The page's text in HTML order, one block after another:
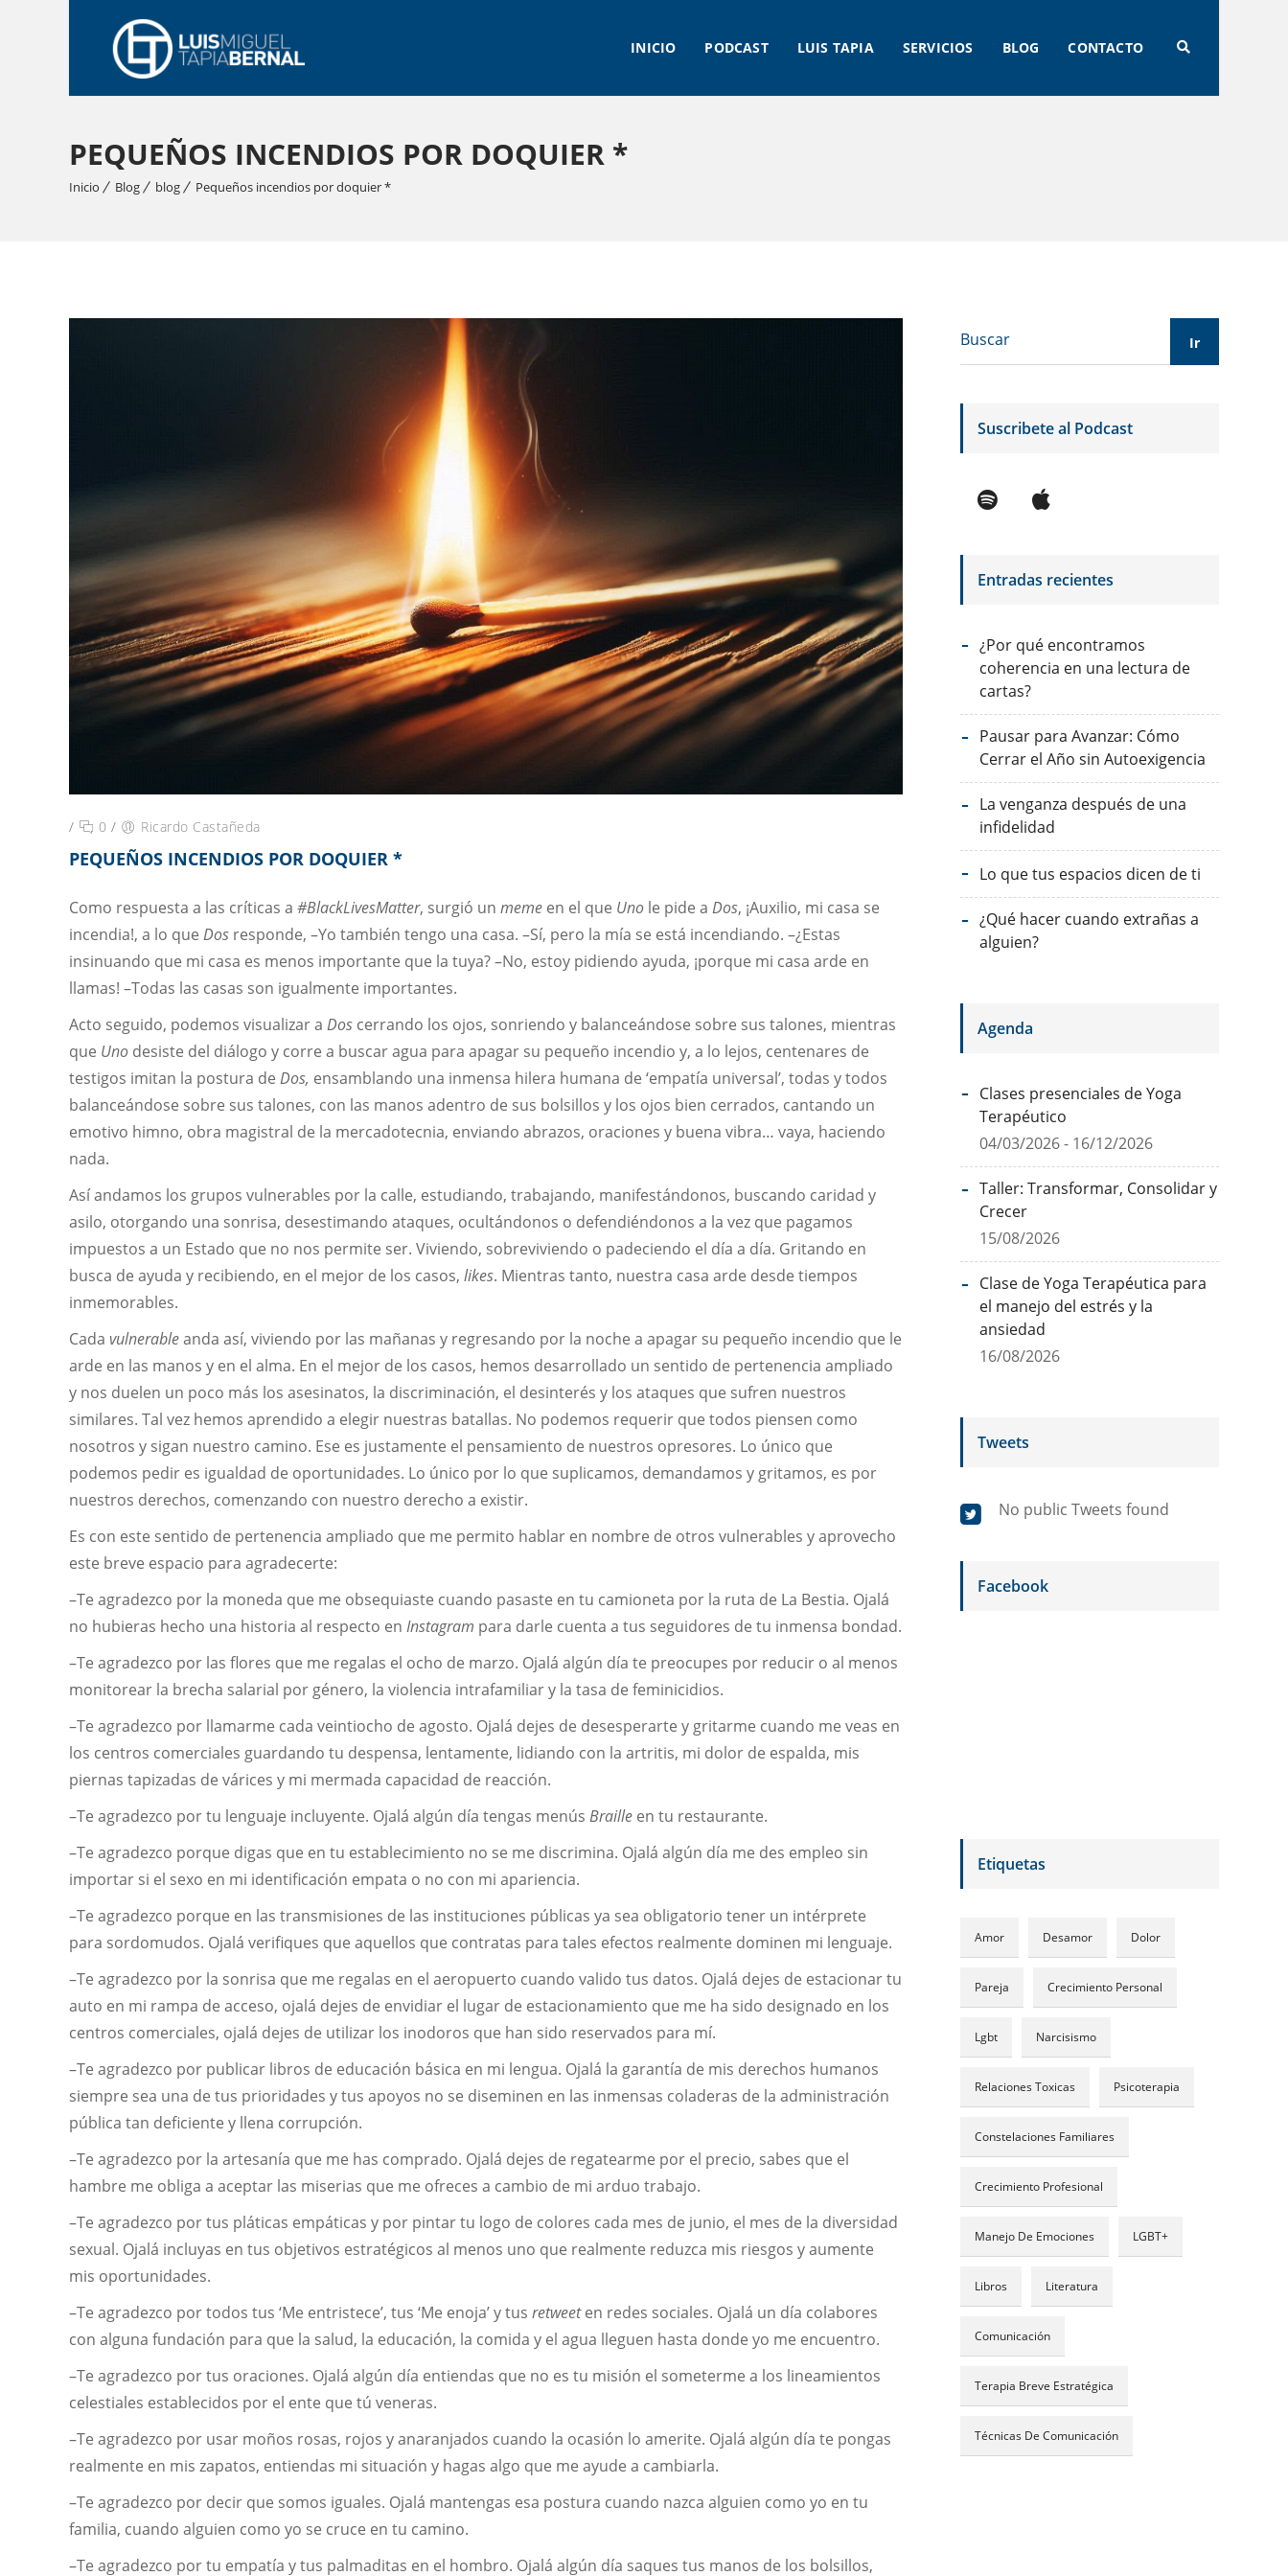
INICIO PODCAST LUIS TAPIA SERVICIOS BLOG CONTACTO
PEQUEÑOS INCENDIOS POR DOQUIER *
Inicio Blog blog Pequeños incendios por doquier *
/ 0 / Ricardo Castañeda
PEQUEÑOS INCENDIOS POR DOQUIER *
Como respuesta a las críticas a #BlackLivesMatter, surgió un meme en el que Uno le pide a Dos, ¡Auxilio, mi casa se
incendia!, a lo que Dos responde, –Yo también tengo una casa. –Sí, pero la mía se está incendiando. –¿Estas
insinuando que mi casa es menos importante que la tuya? –No, estoy pidiendo ayuda, ¡porque mi casa arde en
llamas! –Todas las casas son igualmente importantes.
Acto seguido, podemos visualizar a Dos cerrando los ojos, sonriendo y balanceándose sobre sus talones, mientras
que Uno desiste del diálogo y corre a buscar agua para apagar su pequeño incendio y, a lo lejos, centenares de
testigos imitan la postura de Dos, ensamblando una inmensa hilera humana de ‘empatía universal’, todas y todos
balanceándose sobre sus talones, con las manos adentro de sus bolsillos y los ojos bien cerrados, cantando un
emotivo himno, obra magistral de la mercadotecnia, enviando abrazos, oraciones y buena vibra… vaya, haciendo
nada.
Así andamos los grupos vulnerables por la calle, estudiando, trabajando, manifestándonos, buscando caridad y
asilo, otorgando una sonrisa, desestimando ataques, ocultándonos o defendiéndonos a la vez que pagamos
impuestos a un Estado que no nos permite ser. Viviendo, sobreviviendo o padeciendo el día a día. Gritando en
busca de ayuda y recibiendo, en el mejor de los casos, likes. Mientras tanto, nuestra casa arde desde tiempos
inmemorables.
Cada vulnerableanda así, viviendo por las mañanas y regresando por la noche a apagar su pequeño incendio que le
arde en las manos y en el alma. En el mejor de los casos, hemos desarrollado un sentido de pertenencia ampliado
y nos duelen un poco más los asesinatos, la discriminación, el desinterés y los ataques que sufren nuestros
similares. Tal vez hemos aprendido a elegir nuestras batallas. No podemos requerir que todos piensen como
nosotros y sigan nuestro camino. Ese es justamente el pensamiento de nuestros opresores. Lo único que
podemos pedir es igualdad de oportunidades. Lo único por lo que suplicamos, demandamos y gritamos, es por
nuestros derechos, comenzando con nuestro derecho a existir.
Es con este sentido de pertenencia ampliado que me permito hablar en nombre de otros vulnerables y aprovecho
este breve espacio para agradecerte:
–Te agradezco por la moneda que me obsequiaste cuando pasaste en tu camioneta por la ruta de La Bestia. Ojalá
no hubieras hecho una historia al respecto en Instagram para darle cuenta a tus seguidores de tu inmensa bondad.
–Te agradezco por las flores que me regalas el ocho de marzo. Ojalá algún día te preocupes por reducir o al menos
monitorear la brecha salarial por género, la violencia intrafamiliar y la tasa de feminicidios.
–Te agradezco por llamarme cada veintiocho de agosto. Ojalá dejes de desesperarte y gritarme cuando me veas en
los centros comerciales guardando tu despensa, lentamente, lidiando con la artritis, mi dolor de espalda, mis
piernas tapizadas de várices y mi mermada capacidad de reacción.
–Te agradezco por tu lenguaje incluyente. Ojalá algún día tengas menús Braille en tu restaurante.
–Te agradezco porque digas que en tu establecimiento no se me discrimina. Ojalá algún día me des empleo sin
importar si el sexo en mi identificación empata o no con mi apariencia.
–Te agradezco porque en las transmisiones de las instituciones públicas ya sea obligatorio tener un intérprete
para sordomudos. Ojalá verifiques que aquellos que contratas para tales efectos realmente dominen mi lenguaje.
–Te agradezco por la sonrisa que me regalas en el aeropuerto cuando valido tus datos. Ojalá dejes de estacionar tu
auto en mi rampa de acceso, ojalá dejes de envidiar el lugar de estacionamiento que me ha sido designado en los
centros comerciales, ojalá dejes de utilizar los inodoros que han sido reservados para mí.
–Te agradezco por publicar libros de educación básica en mi lengua. Ojalá la garantía de mis derechos humanos
siempre sea una de tus prioridades y tus apoyos no se diseminen en las inmensas coladeras de la administración
pública tan deficiente y llena corrupción.
–Te agradezco por la artesanía que me has comprado. Ojalá dejes de regatearme por el precio, sabes que el
hambre me obliga a aceptar las miserias que me ofreces a cambio de mi arduo trabajo.
–Te agradezco por tus pláticas empáticas y por pintar tu logo de colores cada mes de junio, el mes de la diversidad
sexual. Ojalá incluyas en tus objetivos estratégicos al menos uno que realmente reduzca mis riesgos y aumente
mis oportunidades.
–Te agradezco por todos tus ‘Me entristece’, tus ‘Me enoja’ y tus retweeten redes sociales. Ojalá un día colabores
con alguna fundación para que la salud, la educación, la comida y el agua lleguen hasta donde yo me encuentro.
–Te agradezco por tus oraciones. Ojalá algún día entiendas que no es tu misión el someterme a los lineamientos
celestiales establecidos por el ente que tú veneras.
–Te agradezco por usar moños rosas, rojos y anaranjados cuando la ocasión lo amerite. Ojalá algún día te pongas
realmente en mis zapatos, entiendas mi situación y hagas algo que me ayude a cambiarla.
–Te agradezco por decir que somos iguales. Ojalá mantengas esa postura cuando nazca alguien como yo en tu
familia, cuando alguien como yo se cruce en tu camino.
–Te agradezco por tu empatía y tus palmaditas en el hombro. Ojalá algún día saques tus manos de los bolsillos,
Suscribete al Podcast
Entradas recientes
¿Por qué encontramos
coherencia en una lectura de
cartas?
Pausar para Avanzar: Cómo
Cerrar el Año sin Autoexigencia
La venganza después de una
infidelidad
Lo que tus espacios dicen de ti
¿Qué hacer cuando extrañas a
alguien?
Agenda
Clases presenciales de Yoga
Terapéutico
04/03/2026 - 16/12/2026
Taller: Transformar, Consolidar y
Crecer
15/08/2026
Clase de Yoga Terapéutica para
el manejo del estrés y la
ansiedad
16/08/2026
Tweets
No public Tweets found
Facebook
Etiquetas
Amor Desamor Dolor
Pareja Crecimiento Personal
Lgbt Narcisismo
Relaciones Toxicas Psicoterapia
Constelaciones Familiares
Crecimiento Profesional
Manejo De Emociones LGBT+
Libros Literatura
Comunicación
Terapia Breve Estratégica
Técnicas De Comunicación